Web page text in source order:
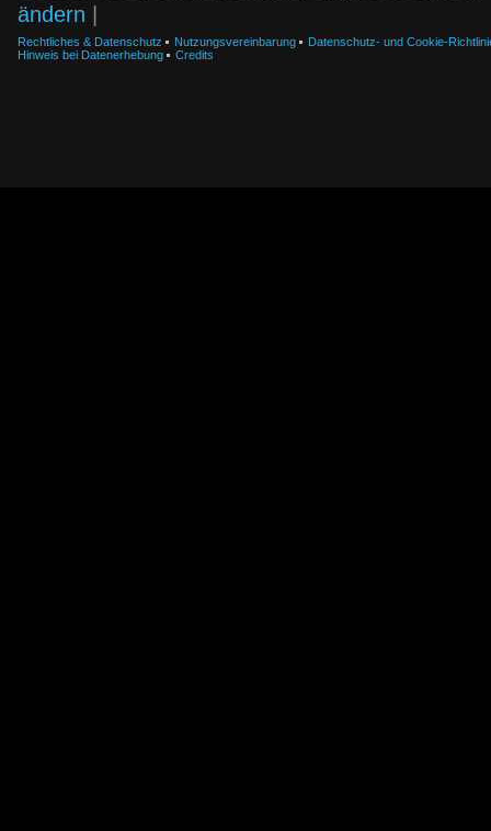
ändern
Rechtliches & Datenschutz Nutzungsvereinbarung
Datenschutz- und Cookie-
Hinweis bei Datenerhebung
Credits